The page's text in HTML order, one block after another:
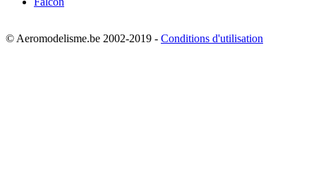
© Aeromodelisme.be 2002-2019 - Conditions d'utilisation